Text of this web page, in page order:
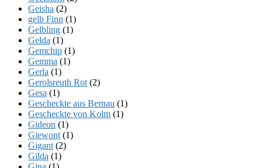
Geisha (2)
gelb Finn (1)
Gelbling (1)
Gelda (1)
Gemchip (1)
Gemma (1)
Gerla (1)
Gerolsreuth Rot (2)
Gesa (1)
Gescheckte aus Bernau (1)
Gescheckte von Kolm (1)
Gideon (1)
Giewont (1)
Gigant (2)
Gilda (1)